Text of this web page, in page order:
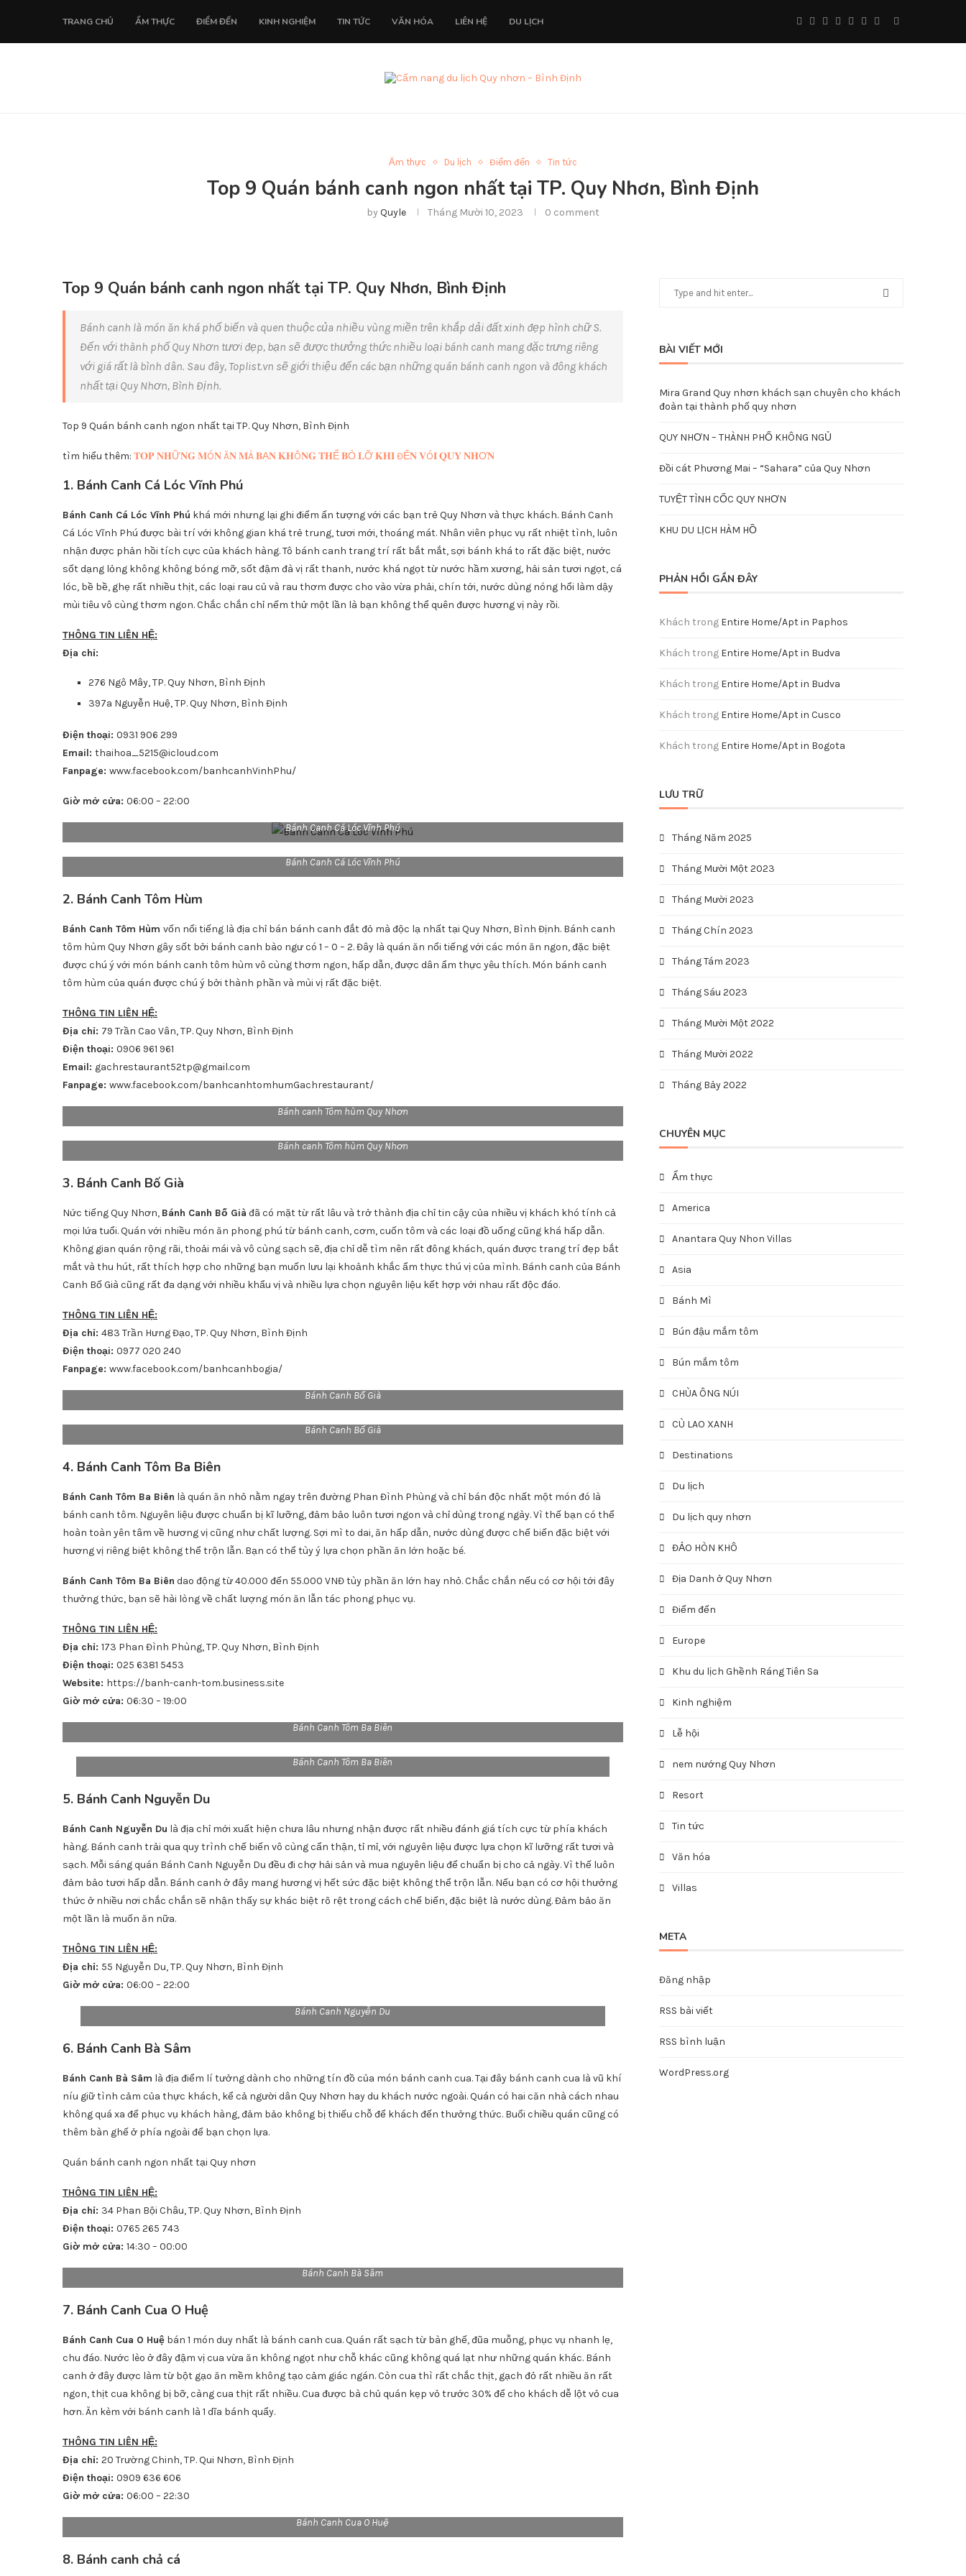
TRANG CHỦ ẨM THỰC ĐIỂM ĐẾN KINH NGHIỆM TIN TỨC VĂN HÓA LIÊN HỆ DU LỊCH
Ẩm thực Du lịch Điểm đến Tin tức
Top 9 Quán bánh canh ngon nhất tại TP. Quy Nhơn, Bình Định
by Quyle Tháng Mười 10, 2023 0 comment
Top 9 Quán bánh canh ngon nhất tại TP. Quy Nhơn, Bình Định
Bánh canh là món ăn khá phổ biến và quen thuộc của nhiều vùng miền trên khắp dải đất xinh đẹp hình chữ S.
Đến với thành phố Quy Nhơn tươi đẹp, bạn sẽ được thưởng thức nhiều loại bánh canh mang đặc trưng riêng
với giá rất là bình dân. Sau đây, Toplist.vn sẽ giới thiệu đến các bạn những quán bánh canh ngon và đông khách
nhất tại Quy Nhơn, Bình Định.
Top 9 Quán bánh canh ngon nhất tại TP. Quy Nhơn, Bình Định
tìm hiểu thêm: 𝐓𝐎𝐏 𝐍𝐇Ữ𝐍𝐆 𝐌Ó𝐍 Ă𝐍 𝐌À 𝐁Ạ𝐍 𝐊𝐇Ô𝐍𝐆 𝐓𝐇Ể 𝐁Ỏ 𝐋Ỡ 𝐊𝐇𝐈 ĐẾ𝐍 𝐕Ó𝐈 𝐐𝐔𝐘 𝐍𝐇Ơ𝐍
1. Bánh Canh Cá Lóc Vĩnh Phú
Bánh Canh Cá Lóc Vĩnh Phú khá mới nhưng lại ghi điểm ấn tượng với các bạn trẻ Quy Nhơn và thực khách. Bánh Canh
Cá Lóc Vĩnh Phú được bài trí với không gian khá trẻ trung, tươi mới, thoáng mát. Nhân viên phục vụ rất nhiệt tình, luôn
nhận được phản hồi tích cực của khách hàng. Tô bánh canh trang trí rất bắt mắt, sợi bánh khá to rất đặc biệt, nước
sốt dạng lỏng không không bóng mỡ, sốt đậm đà vị rất thanh, nước khá ngọt từ nước hầm xương, hải sản tươi ngọt, cá
lóc, bề bề, ghẹ rất nhiều thịt, các loại rau củ và rau thơm được cho vào vừa phải, chín tới, nước dùng nóng hổi làm dậy
mùi tiêu vô cùng thơm ngon. Chắc chắn chỉ nếm thử một lần là bạn không thể quên được hương vị này rồi.
THÔNG TIN LIÊN HỆ:
Địa chỉ:
276 Ngô Mây, TP. Quy Nhơn, Bình Định
397a Nguyễn Huệ, TP. Quy Nhơn, Bình Định
Điện thoại: 0931 906 299
Email: thaihoa_5215@icloud.com
Fanpage: www.facebook.com/banhcanhVinhPhu/
Giờ mở cửa: 06:00 – 22:00
Bánh Canh Cá Lóc Vĩnh Phú
Bánh Canh Cá Lóc Vĩnh Phú
2. Bánh Canh Tôm Hùm
Bánh Canh Tôm Hùm vốn nổi tiếng là địa chỉ bán bánh canh đắt đỏ mà độc lạ nhất tại Quy Nhơn, Bình Định. Bánh canh
tôm hùm Quy Nhơn gây sốt bởi bánh canh bào ngư có 1 – 0 – 2. Đây là quán ăn nổi tiếng với các món ăn ngon, đặc biệt
được chú ý với món bánh canh tôm hùm vô cùng thơm ngon, hấp dẫn, được dân ẩm thực yêu thích. Món bánh canh
tôm hùm của quán được chú ý bởi thành phần và mùi vị rất đặc biệt.
THÔNG TIN LIÊN HỆ:
Địa chỉ: 79 Trần Cao Vân, TP. Quy Nhơn, Bình Định
Điện thoại: 0906 961 961
Email: gachrestaurant52tp@gmail.com
Fanpage: www.facebook.com/banhcanhtomhumGachrestaurant/
Bánh canh Tôm hùm Quy Nhơn
Bánh canh Tôm hùm Quy Nhơn
3. Bánh Canh Bố Già
Nức tiếng Quy Nhơn, Bánh Canh Bố Già đã có mặt từ rất lâu và trở thành địa chỉ tin cậy của nhiều vị khách khó tính cả
mọi lứa tuổi. Quán với nhiều món ăn phong phú từ bánh canh, cơm, cuốn tôm và các loại đồ uống cũng khá hấp dẫn.
Không gian quán rộng rãi, thoải mái và vô cùng sạch sẽ, địa chỉ dễ tìm nên rất đông khách, quán được trang trí đẹp bắt
mắt và thu hút, rất thích hợp cho những bạn muốn lưu lại khoảnh khắc ẩm thực thú vị của mình. Bánh canh của Bánh
Canh Bố Già cũng rất đa dạng với nhiều khẩu vị và nhiều lựa chọn nguyên liệu kết hợp với nhau rất độc đáo.
THÔNG TIN LIÊN HỆ:
Địa chỉ: 483 Trần Hưng Đạo, TP. Quy Nhơn, Bình Định
Điện thoại: 0977 020 240
Fanpage: www.facebook.com/banhcanhbogia/
Bánh Canh Bố Già
Bánh Canh Bố Già
4. Bánh Canh Tôm Ba Biên
Bánh Canh Tôm Ba Biên là quán ăn nhỏ nằm ngay trên đường Phan Đình Phùng và chỉ bán độc nhất một món đó là
bánh canh tôm. Nguyên liệu được chuẩn bị kĩ lưỡng, đảm bảo luôn tươi ngon và chỉ dùng trong ngày. Vì thế bạn có thể
hoàn toàn yên tâm về hương vị cũng như chất lượng. Sợi mì to dai, ăn hấp dẫn, nước dùng được chế biến đặc biệt với
hương vị riêng biệt không thể trộn lẫn. Bạn có thể tùy ý lựa chọn phần ăn lớn hoặc bé.
Bánh Canh Tôm Ba Biên dao động từ 40.000 đến 55.000 VNĐ tùy phần ăn lớn hay nhỏ. Chắc chắn nếu có cơ hội tới đây
thưởng thức, bạn sẽ hài lòng về chất lượng món ăn lẫn tác phong phục vụ.
THÔNG TIN LIÊN HỆ:
Địa chỉ: 173 Phan Đình Phùng, TP. Quy Nhơn, Bình Định
Điện thoại: 025 6381 5453
Website: https://banh-canh-tom.business.site
Giờ mở cửa: 06:30 – 19:00
Bánh Canh Tôm Ba Biên
Bánh Canh Tôm Ba Biên
5. Bánh Canh Nguyễn Du
Bánh Canh Nguyễn Du là địa chỉ mới xuất hiện chưa lâu nhưng nhận được rất nhiều đánh giá tích cực từ phía khách
hàng. Bánh canh trải qua quy trình chế biến vô cùng cẩn thận, tỉ mỉ, với nguyên liệu được lựa chọn kĩ lưỡng rất tươi và
sạch. Mỗi sáng quán Bánh Canh Nguyễn Du đều đi chợ hải sản và mua nguyên liệu để chuẩn bị cho cả ngày. Vì thế luôn
đảm bảo tươi hấp dẫn. Bánh canh ở đây mang hương vị hết sức đặc biệt không thể trộn lẫn. Nếu bạn có cơ hội thưởng
thức ở nhiều nơi chắc chắn sẽ nhận thấy sự khác biệt rõ rệt trong cách chế biến, đặc biệt là nước dùng. Đảm bảo ăn
một lần là muốn ăn nữa.
THÔNG TIN LIÊN HỆ:
Địa chỉ: 55 Nguyễn Du, TP. Quy Nhơn, Bình Định
Giờ mở cửa: 06:00 – 22:00
Bánh Canh Nguyễn Du
6. Bánh Canh Bà Sâm
Bánh Canh Bà Sâm là địa điểm lí tưởng dành cho những tín đồ của món bánh canh cua. Tại đây bánh canh cua là vũ khí
níu giữ tình cảm của thực khách, kể cả người dân Quy Nhơn hay du khách nước ngoài. Quán có hai căn nhà cách nhau
không quá xa để phục vụ khách hàng, đảm bảo không bị thiếu chỗ để khách đến thưởng thức. Buổi chiều quán cũng có
thêm bàn ghế ở phía ngoài để bạn chọn lựa.
Quán bánh canh ngon nhất tại Quy nhơn
THÔNG TIN LIÊN HỆ:
Địa chỉ: 34 Phan Bội Châu, TP. Quy Nhơn, Bình Định
Điện thoại: 0765 265 743
Giờ mở cửa: 14:30 – 00:00
Bánh Canh Bà Sâm
7. Bánh Canh Cua O Huệ
Bánh Canh Cua O Huệ bán 1 món duy nhất là bánh canh cua. Quán rất sạch từ bàn ghế, đũa muỗng, phục vụ nhanh lẹ,
chu đáo. Nước lèo ở đây đậm vị cua vừa ăn không ngọt như chỗ khác cũng không quá lạt như những quán khác. Bánh
canh ở đây được làm từ bột gạo ăn mềm không tạo cảm giác ngán. Còn cua thì rất chắc thịt, gạch đỏ rất nhiều ăn rất
ngon, thịt cua không bị bỡ, càng cua thịt rất nhiều. Cua được bà chủ quán kẹp vỏ trước 30% để cho khách dễ lột vỏ cua
hơn. Ăn kèm với bánh canh là 1 dĩa bánh quẩy.
THÔNG TIN LIÊN HỆ:
Địa chỉ: 20 Trường Chinh, TP. Qui Nhơn, Bình Định
Điện thoại: 0909 636 606
Giờ mở cửa: 06:00 – 22:30
Bánh Canh Cua O Huệ
8. Bánh canh chả cá
BÀI VIẾT MỚI
Mira Grand Quy nhơn khách sạn chuyên cho khách
đoàn tại thành phố quy nhơn
QUY NHƠN – THÀNH PHỐ KHÔNG NGỦ
Đồi cát Phương Mai – “Sahara” của Quy Nhơn
TUYỆT TÌNH CỐC QUY NHƠN
KHU DU LỊCH HÀM HỒ
PHẢN HỒI GẦN ĐÂY
Khách trong Entire Home/Apt in Paphos
Khách trong Entire Home/Apt in Budva
Khách trong Entire Home/Apt in Budva
Khách trong Entire Home/Apt in Cusco
Khách trong Entire Home/Apt in Bogota
LƯU TRỮ
Tháng Năm 2025
Tháng Mười Một 2023
Tháng Mười 2023
Tháng Chín 2023
Tháng Tám 2023
Tháng Sáu 2023
Tháng Mười Một 2022
Tháng Mười 2022
Tháng Bảy 2022
CHUYÊN MỤC
Ẩm thực
America
Anantara Quy Nhon Villas
Asia
Bánh Mì
Bún đậu mắm tôm
Bún mắm tôm
CHÙA ÔNG NÚI
CÙ LAO XANH
Destinations
Du lịch
Du lịch quy nhơn
ĐẢO HÒN KHÔ
Địa Danh ở Quy Nhơn
Điểm đến
Europe
Khu du lịch Ghềnh Ráng Tiên Sa
Kinh nghiệm
Lễ hội
nem nướng Quy Nhơn
Resort
Tin tức
Văn hóa
Villas
META
Đăng nhập
RSS bài viết
RSS bình luận
WordPress.org